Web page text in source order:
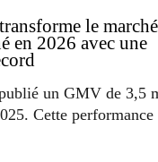
le
en 2026 avec une
un GMV de 3,5
Cette